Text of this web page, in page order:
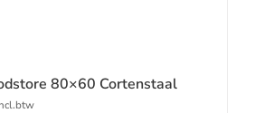
80×60 Cortenstaal